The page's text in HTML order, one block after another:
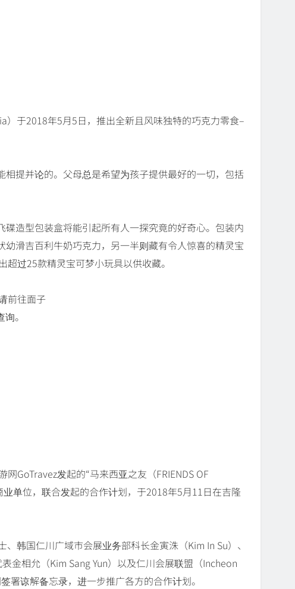
于2018年5月5日，推出全新且风味独特的巧克力零食–
提并论的。父母总是希望为孩子提供最好的一切，包括
造型包装盒将能引起所有人一探究竟的好奇心。包装内
滑吉百利牛奶巧克力，另一半则藏有令人惊喜的精灵宝
过25款精灵宝可梦小玩具以供收藏。
前往面子
询。
GoTravez发起的“马来西亚之友（FRIENDS OF
单位，联合发起的合作计划，于2018年5月11日在吉隆
韩国仁川广域市会展业务部科长金寅洙（Kim In Su）、
金相允（Kim Sang Yun）以及仁川会展联盟（Incheon
署谅解备忘录，进一步推广各方的合作计划。